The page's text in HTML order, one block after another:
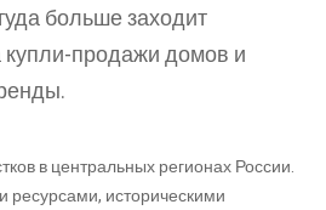
больше заходит
продажи домов и
в центральных регионах России.
историческими